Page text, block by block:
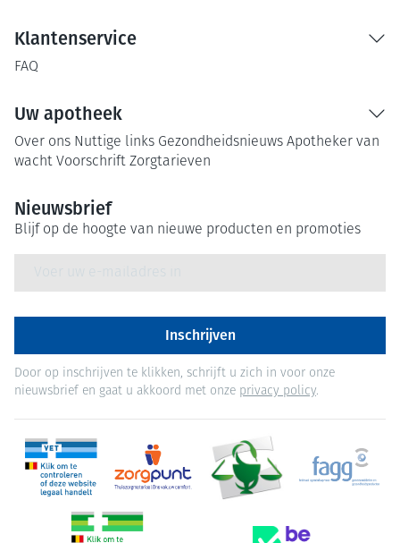
Klantenservice
FAQ
Uw apotheek
Over ons Nuttige links Gezondheidsnieuws Apotheker van
wacht Voorschrift Zorgtarieven
Nieuwsbrief
Blijf op de hoogte van nieuwe producten en promoties
Inschrijven
Door op inschrijven te klikken, schrijft u zich in voor onze
nieuwsbrief en gaat u akkoord met onze privacy policy.